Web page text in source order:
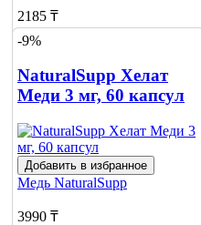
2185 ₸
2622 ₸
Добавить в корзину
-9%
NaturalSupp Хелат
Меди 3 мг, 60 капсул
Добавить в избранное
Медь NaturalSupp
3990 ₸